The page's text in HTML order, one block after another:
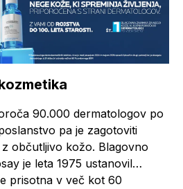
90.000 dermatologov po
pa je zagotoviti
občutljivo kožo. Blagovno
je leta 1975 ustanovil
prisotna v več kot 60